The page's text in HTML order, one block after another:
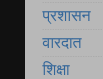
प्रशासन
वारदात
शिक्षा